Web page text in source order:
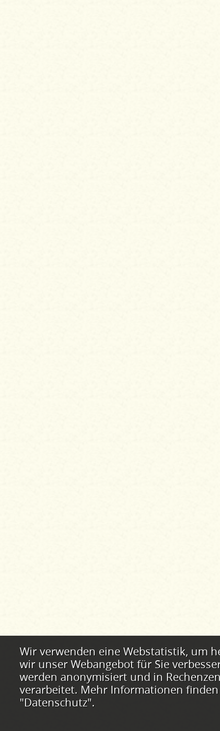
Webstatistik
Wir verwenden eine Webstatistik, um
wir unser Webangebot für Sie
werden anonymisiert und in
verarbeitet. Mehr Informationen
"Datenschutz".